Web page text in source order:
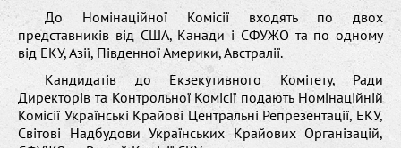
До Номінаційної Комісії входять по двох
представників від США, Канади і СФУЖО та по одному
від ЕКУ, Азії, Південної Америки, Австралії.
Кандидатів до Екзекутивного Комітету, Ради
Директорів та Контрольної Комісії подають Номінаційній
Комісії Українські Крайові Центральні Репрезентації, ЕКУ,
Світові Надбудови Українських Крайових Організацій,